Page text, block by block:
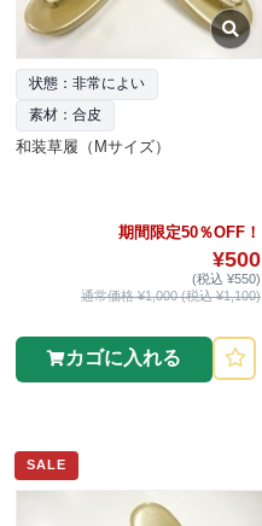
状態：非常によい
素材：合皮
和装草履（Mサイズ）
期間限定50％OFF！
¥500
(税込 ¥550)
通常価格 ¥1,000 (税込 ¥1,100)
カゴに入れる
SALE